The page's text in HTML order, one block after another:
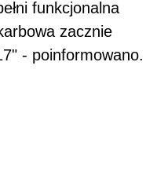
funkcjonalna
zacznie
- poinformowano.